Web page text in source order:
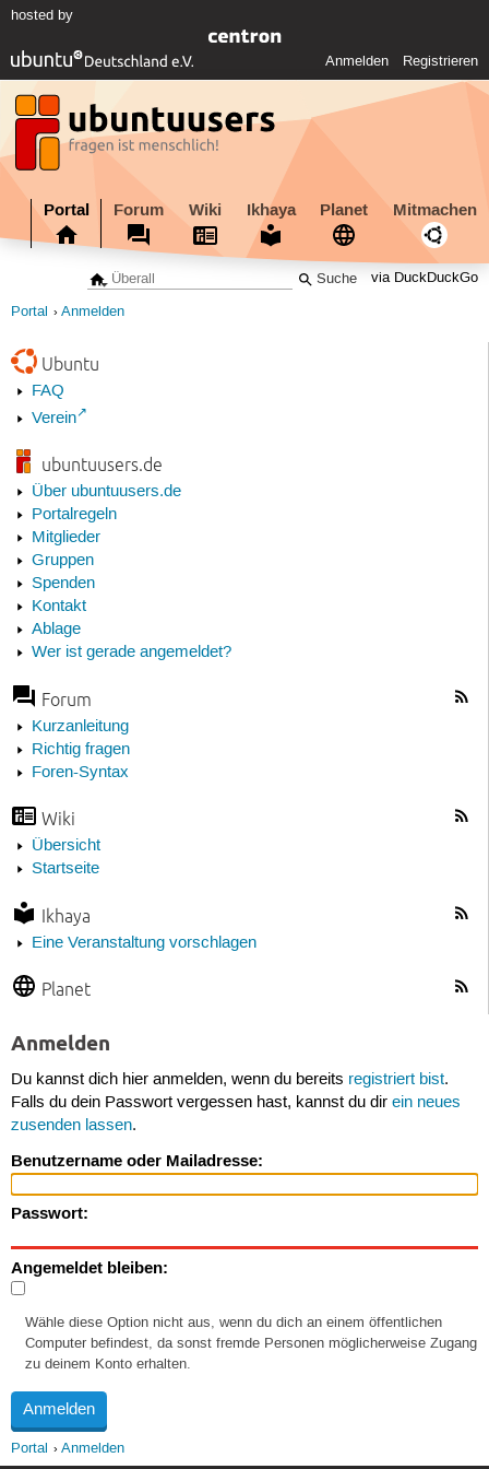
hosted by
Anmelden Registrieren
Portal Forum Wiki Ikhaya Planet Mitmachen
via DuckDuckGo
Portal Anmelden
Ubuntu
FAQ
Verein
ubuntuusers.de
Über ubuntuusers.de
Portalregeln
Mitglieder
Gruppen
Spenden
Kontakt
Ablage
Wer ist gerade angemeldet?
Forum
Kurzanleitung
Richtig fragen
Foren-Syntax
Wiki
Übersicht
Startseite
Ikhaya
Eine Veranstaltung vorschlagen
Planet
Anmelden
Du kannst dich hier anmelden, wenn du bereits registriert bist.
Falls du dein Passwort vergessen hast, kannst du dir ein neues
zusenden lassen.
Benutzername oder Mailadresse:
Passwort:
Angemeldet bleiben:
Wähle diese Option nicht aus, wenn du dich an einem öffentlichen
Computer befindest, da sonst fremde Personen möglicherweise Zugang
zu deinem Konto erhalten.
Portal Anmelden